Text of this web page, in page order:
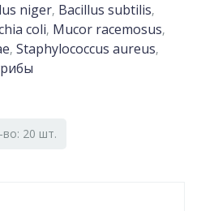
niger, Bacillus subtilis,
coli, Mucor racemosus,
, Staphylococcus aureus,
во: 20 шт.